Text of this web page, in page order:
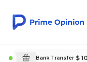
Bank Transfer $ 10